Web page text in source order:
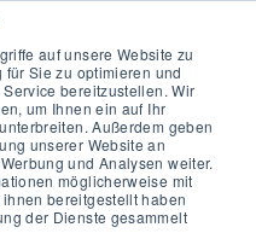
auf unsere Website zu
Sie zu optimieren und
bereitzustellen. Wir
um Ihnen ein auf Ihr
Außerdem geben
unserer Website an
und Analysen weiter.
möglicherweise mit
bereitgestellt haben
der Dienste gesammelt